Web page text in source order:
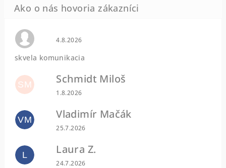
Hodnotenie obchodu je 0 z 5 hviezdičiek.
4.8.2026
skvela komunikacia
SM Schmidt Miloš
Hodnotenie obchodu je 5 z 5 hviezdičiek.
1.8.2026
VM Vladimír Mačák
Hodnotenie obchodu je 5 z 5 hviezdičiek.
25.7.2026
L Laura Z.
Hodnotenie obchodu je 5 z 5 hviezdičiek.
24.7.2026